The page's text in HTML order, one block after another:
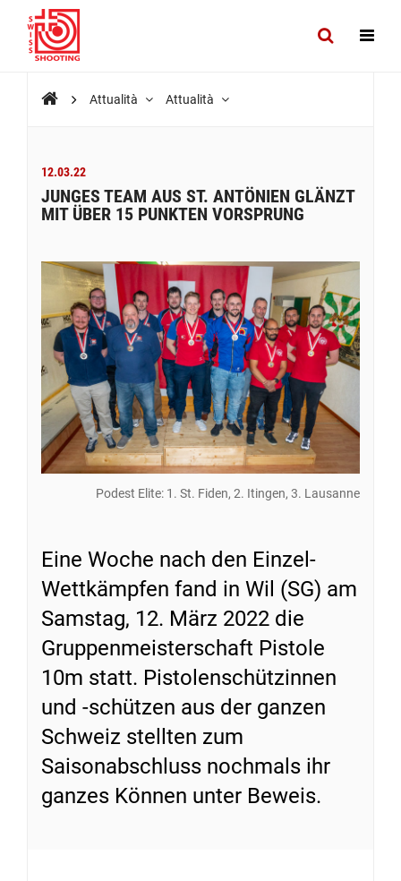
Attualità Attualità
12.03.22
JUNGES TEAM AUS ST. ANTÖNIEN GLÄNZT
MIT ÜBER 15 PUNKTEN VORSPRUNG
Podest Elite: 1. St. Fiden, 2. Itingen, 3. Lausanne
Eine Woche nach den Einzel-
Wettkämpfen fand in Wil (SG) am
Samstag, 12. März 2022 die
Gruppenmeisterschaft Pistole
10m statt. Pistolenschützinnen
und -schützen aus der ganzen
Schweiz stellten zum
Saisonabschluss nochmals ihr
ganzes Können unter Beweis.